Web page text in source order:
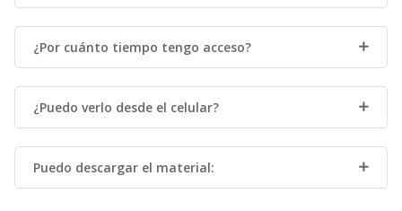
¿Por cuánto tiempo tengo acceso?
¿Puedo verlo desde el celular?
Puedo descargar el material: